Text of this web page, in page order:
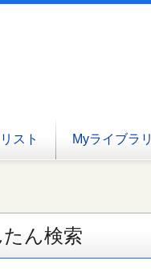
スト Myライブラリ
ん検索